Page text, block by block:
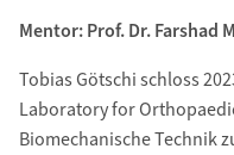
Mentor: Prof. Dr. Farshad
Tobias Götschi schloss
Laboratory for
Biomechanische Technik